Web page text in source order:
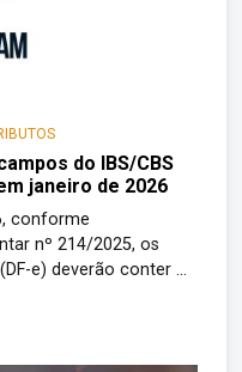
do IBS/CBS
janeiro de 2026
conforme
nº 214/2025, os
e) deverão conter os
(Imposto sobre Bens